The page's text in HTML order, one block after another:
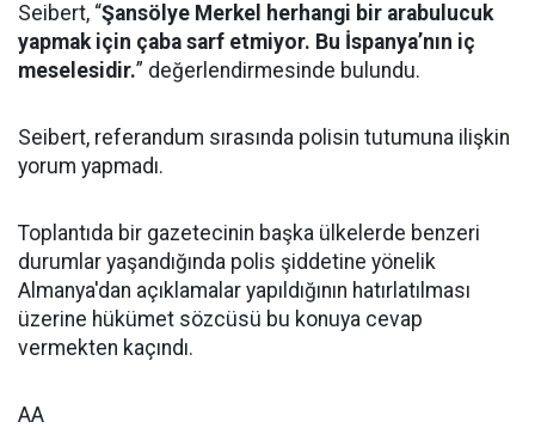
Seibert, “Şansölye Merkel herhangi bir arabulucuk
yapmak için çaba sarf etmiyor. Bu İspanya’nın iç
meselesidir.” değerlendirmesinde bulundu.
Seibert, referandum sırasında polisin tutumuna ilişkin
yorum yapmadı.
Toplantıda bir gazetecinin başka ülkelerde benzeri
durumlar yaşandığında polis şiddetine yönelik
Almanya'dan açıklamalar yapıldığının hatırlatılması
üzerine hükümet sözcüsü bu konuya cevap
vermekten kaçındı.
AA